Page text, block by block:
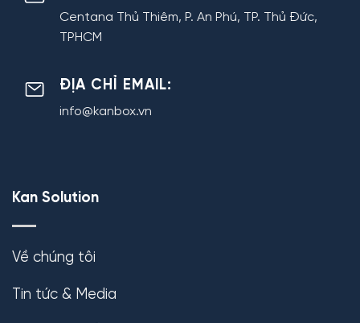
Centana Thủ Thiêm, P. An Phú, TP. Thủ Đức,
TPHCM
ĐỊA CHỈ EMAIL:
info@kanbox.vn
Kan Solution
Về chúng tôi
Tin tức & Media